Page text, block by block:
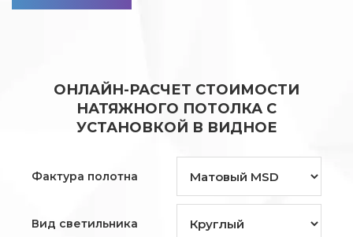
ОНЛАЙН-РАСЧЕТ СТОИМОСТИ
НАТЯЖНОГО ПОТОЛКА С
УСТАНОВКОЙ В ВИДНОЕ
Фактура полотна
Вид светильника